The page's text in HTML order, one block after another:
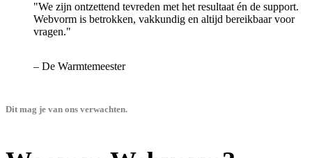
"We zijn ontzettend tevreden met het resultaat én de support.
Webvorm is betrokken, vakkundig en altijd bereikbaar voor
vragen."
– De Warmtemeester
Dit mag je van ons verwachten.